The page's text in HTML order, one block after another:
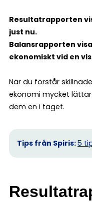
Resultatrapporten
just nu.
Balansrapporten
ekonomiskt vid en
När du förstår
ekonomi mycket
dem en i taget.
Tips från Spiris:5